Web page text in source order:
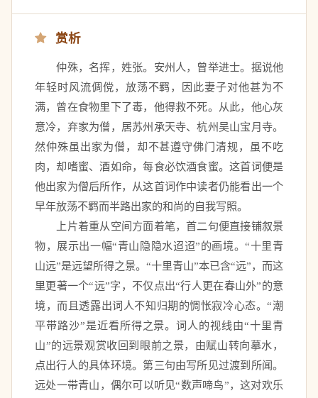
赏析
仲殊，名挥，姓张。安州人，曾举进士。据说他
年轻时风流倜傥，放荡不羁，因此妻子对他甚为不
满，曾在食物里下了毒，他得救不死。从此，他心灰
意冷，弃家为僧，居苏州承天寺、杭州吴山宝月寺。
然仲殊虽出家为僧，却不甚遵守佛门清规，虽不吃
肉，却嗜蜜、酒如命，每食必饮酒食蜜。这首词便是
他出家为僧后所作，从这首词作中读者仍能看出一个
早年放荡不羁而半路出家的和尚的自我写照。
上片着重从空间方面着笔，首二句便直接铺叙景
物，展示出一幅“青山隐隐水迢迢”的画境。“十里青
山远”是远望所得之景。“十里青山”本已含“远”，而这
里更著一个“远”字，不仅点出“行人更在春山外”的意
境，而且透露出词人不知归期的惆怅寂冷心态。“潮
平带路沙”是近看所得之景。词人的视线由“十里青
山”的远景观赏收回到眼前之景，由赋山转向摹水，
点出行人的具体环境。第三句由写所见过渡到所闻。
远处一带青山，偶尔可以听见“数声啼鸟”，这对欢乐